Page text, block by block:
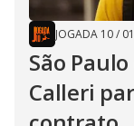
JOGADA 10/
São
Calleri